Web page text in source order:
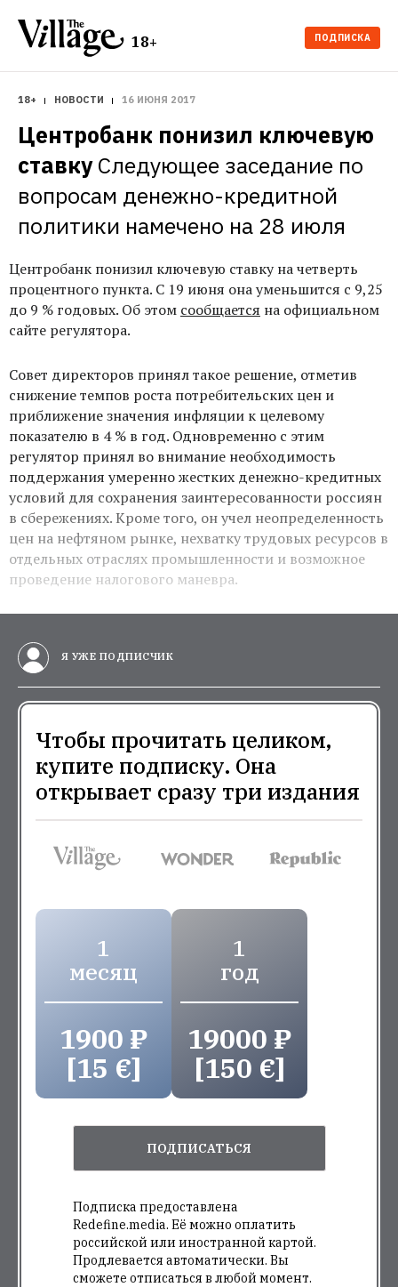
18+ ПОДПИСКА
18+ НОВОСТИ 16 ИЮНЯ 2017
Центробанк понизил ключевую
ставку Следующее заседание по
вопросам денежно-кредитной
политики намечено на 28 июля
Центробанк понизил ключевую ставку на четверть
процентного пункта. С 19 июня она уменьшится с 9,25
до 9 % годовых. Об этом сообщается на официальном
сайте регулятора.
Совет директоров принял такое решение, отметив
снижение темпов роста потребительских цен и
приближение значения инфляции к целевому
показателю в 4 % в год. Одновременно с этим
регулятор принял во внимание необходимость
поддержания умеренно жестких денежно-кредитных
условий для сохранения заинтересованности россиян
в сбережениях. Кроме того, он учел неопределенность
цен на нефтяном рынке, нехватку трудовых ресурсов в
отдельных отраслях промышленности и возможное
проведение налогового маневра.
Я УЖЕ ПОДПИСЧИК
Чтобы прочитать целиком,
купите подписку. Она
открывает сразу три издания
1
месяц
1900 ₽
[15 €]
1
год
19000 ₽
[150 €]
ПОДПИСАТЬСЯ
Подписка предоставлена
Redefine.media. Её можно оплатить
российской или иностранной картой.
Продлевается автоматически. Вы
сможете отписаться в любой момент.